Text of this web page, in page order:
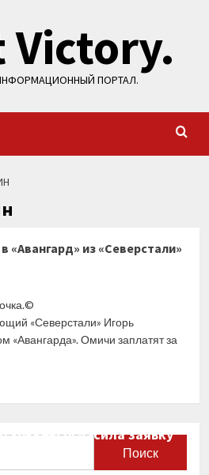
Victory.
ПОРТАЛ.
«Авангард» из «Северстали»
«Северстали» Игорь
«Авангарда». Омичи заплатят за
хоккею огласила заявку